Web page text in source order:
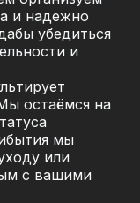
и надежно
убедиться
и
остаёмся на
мы
или
с вашими